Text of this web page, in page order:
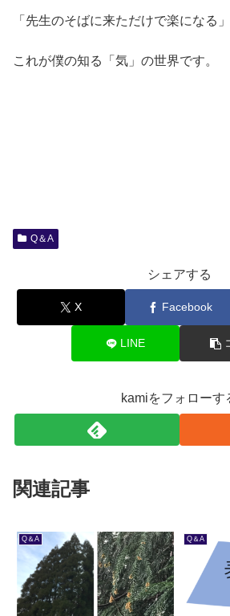
「先生のそばに来ただけで楽になる」
これが僕の知る「気」の世界です。
Q＆A
シェアする
X Facebook
LINE
kamiをフォローす
関連記事
Q＆A Q＆A